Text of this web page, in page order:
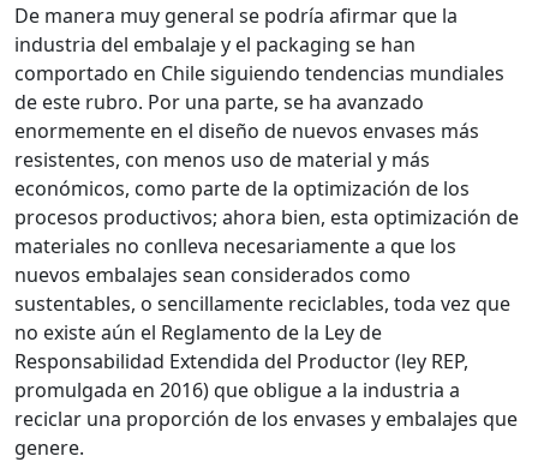
De manera muy general se podría afirmar que la
industria del embalaje y el packaging se han
comportado en Chile siguiendo tendencias mundiales
de este rubro. Por una parte, se ha avanzado
enormemente en el diseño de nuevos envases más
resistentes, con menos uso de material y más
económicos, como parte de la optimización de los
procesos productivos; ahora bien, esta optimización de
materiales no conlleva necesariamente a que los
nuevos embalajes sean considerados como
sustentables, o sencillamente reciclables, toda vez que
no existe aún el Reglamento de la Ley de
Responsabilidad Extendida del Productor (ley REP,
promulgada en 2016) que obligue a la industria a
reciclar una proporción de los envases y embalajes que
genere.